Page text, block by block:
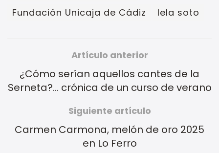
Fundación Unicaja de Cádiz
lela soto
Artículo anterior
¿Cómo serían aquellos cantes de la
Serneta?… crónica de un curso de verano
Siguiente artículo
Carmen Carmona, melón de oro 2025
en Lo Ferro